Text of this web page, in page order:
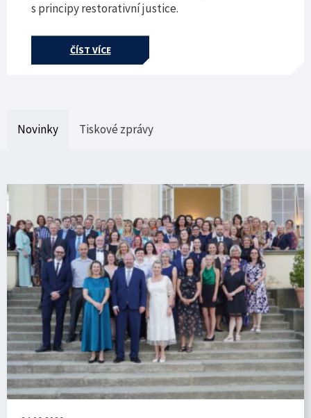
s principy restorativní justice.
ČÍST VÍCE
Novinky Tiskové zprávy